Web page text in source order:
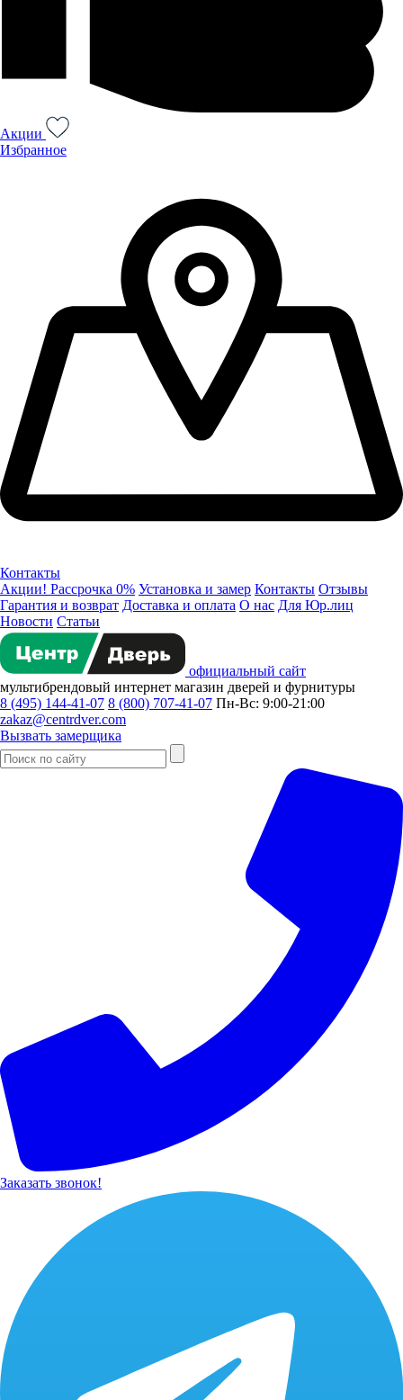
Акции
Избранное
Контакты
Акции! Рассрочка 0% Установка и замер Контакты Отзывы
Гарантия и возврат Доставка и оплата О нас Для Юр.лиц
Новости Статьи
официальный сайт
мультибрендовый интернет магазин дверей и фурнитуры
8 (495) 144-41-07 8 (800) 707-41-07 Пн-Вс: 9:00-21:00
zakaz@centrdver.com
Вызвать замерщика
Заказать звонок!